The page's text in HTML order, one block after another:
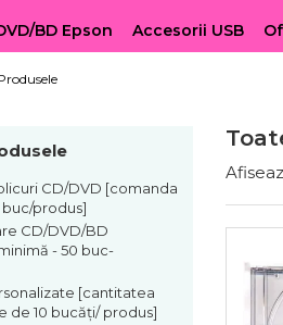
BD Epson Accesorii USB
CD/DVD [comanda
buc/produs]
CD/DVD/BD
- 50 buc-
[cantitatea
de 10 bucăți/ produs]